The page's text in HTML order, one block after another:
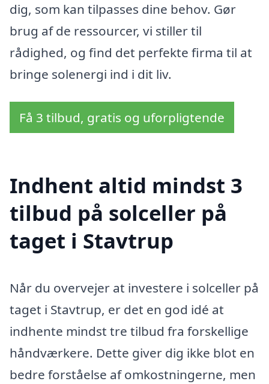
dig, som kan tilpasses dine behov. Gør
brug af de ressourcer, vi stiller til
rådighed, og find det perfekte firma til at
bringe solenergi ind i dit liv.
Få 3 tilbud, gratis og uforpligtende
Indhent altid mindst 3
tilbud på solceller på
taget i Stavtrup
Når du overvejer at investere i solceller på
taget i Stavtrup, er det en god idé at
indhente mindst tre tilbud fra forskellige
håndværkere. Dette giver dig ikke blot en
bedre forståelse af omkostningerne, men